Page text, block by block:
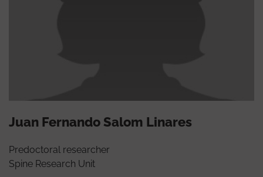
Juan Fernando Salom Linares
Predoctoral researcher
Spine Research Unit